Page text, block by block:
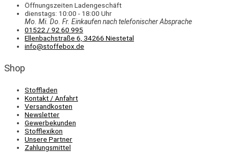
Öffnungszeiten Ladengeschäft
dienstags: 10:00 - 18:00 Uhr
Mo. Mi. Do. Fr. Einkaufennach telefonischer Absprache
01522 / 92 60 995
Ellenbachstraße 6, 34266 Niestetal
info@stoffebox.de
Shop
Stoffladen
Kontakt / Anfahrt
Versandkosten
Newsletter
Gewerbekunden
Stofflexikon
Unsere Partner
Zahlungsmittel